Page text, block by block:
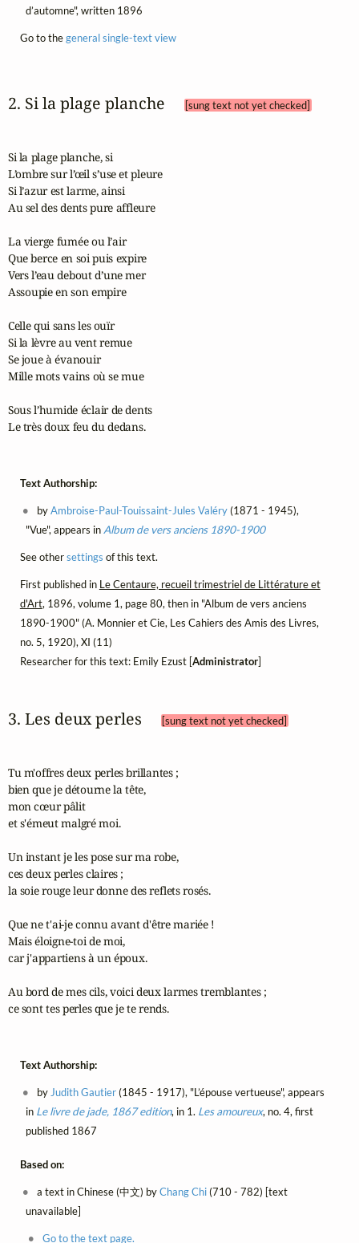
d’automne", written 1896
Go to thegeneral single-text view
2. Si la plage planche [sung text not yet checked]
Si la plage planche, si
L’ombre sur l’œil s’use et pleure
Si l’azur est larme, ainsi
Au sel des dents pure affleure
La vierge fumée ou l’air
Que berce en soi puis expire
Vers l’eau debout d’une mer
Assoupie en son empire
Celle qui sans les ouïr
Si la lèvre au vent remue
Se joue à évanouir
Mille mots vains où se mue
Sous l’humide éclair de dents
Le très doux feu du dedans.
Text Authorship:
byAmbroise-Paul-Touissaint-Jules Valéry(1871 - 1945),
"Vue", appears in Album de vers anciens 1890-1900
See othersettings of this text.
First published in Le Centaure, recueil trimestriel de Littérature et
d'Art, 1896, volume 1, page 80, then in "Album de vers anciens
1890-1900" (A. Monnier et Cie, Les Cahiers des Amis des Livres,
no. 5, 1920), XI (11)
Researcher for this text: Emily Ezust [Administrator]
3. Les deux perles [sung text not yet checked]
Tu m'offres deux perles brillantes ;
bien que je détourne la tête,
mon cœur pâlit
et s'émeut malgré moi.
Un instant je les pose sur ma robe,
ces deux perles claires ;
la soie rouge leur donne des reflets rosés.
Que ne t'ai-je connu avant d'être mariée !
Mais éloigne-toi de moi,
car j'appartiens à un époux.
Au bord de mes cils, voici deux larmes tremblantes ;
ce sont tes perles que je te rends.
Text Authorship:
by Judith Gautier(1845 - 1917), "L’épouse vertueuse", appears
in Le livre de jade, 1867 edition, in 1. Les amoureux, no. 4, first
published 1867
Based on:
a text in Chinese (中文) byChang Chi(710 - 782) [text
unavailable]
Go to the text page.